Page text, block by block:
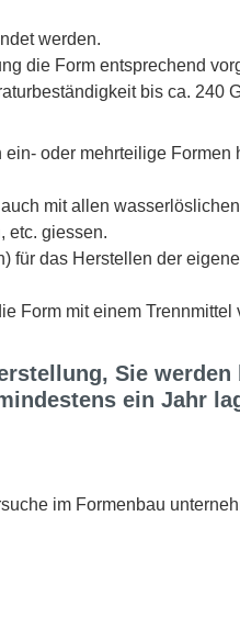
werden.
die Form entsprechend
bis ca. 240
oder mehrteilige
mit allen
etc. giessen.
für das Herstellen der
Form mit einem
Sie
ein Jahr
im Formenbau